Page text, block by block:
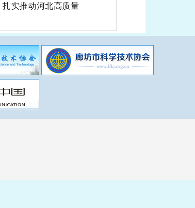
扎实推动河北高质量